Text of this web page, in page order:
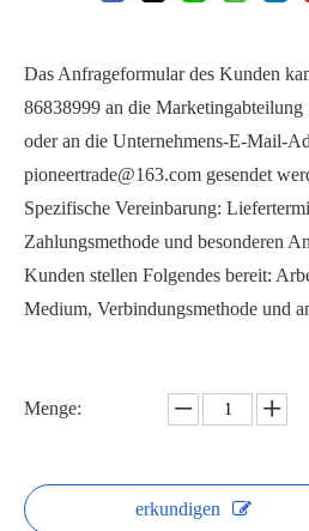
Das Anfrageformular des Kunden
86838999 an die Marketingabteilung
oder an die Unternehmens-E-Mail-
pioneertrade@163.com gesendet
Spezifische Vereinbarung:
Zahlungsmethode und besonderen
Kunden stellen Folgendes bereit:
Medium, Verbindungsmethode und
Menge:
erkundigen